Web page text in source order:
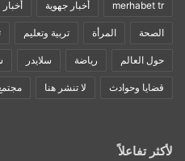
merhabet tr أخبار جهوية
الصحة المرأة تربية وتعليم
حول العالم رياضة سلايدر
قضايا وحوادث لا تنشر هنا
لأكثر تفاعلاً